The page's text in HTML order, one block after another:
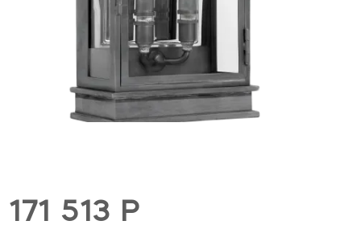
171 513 Р